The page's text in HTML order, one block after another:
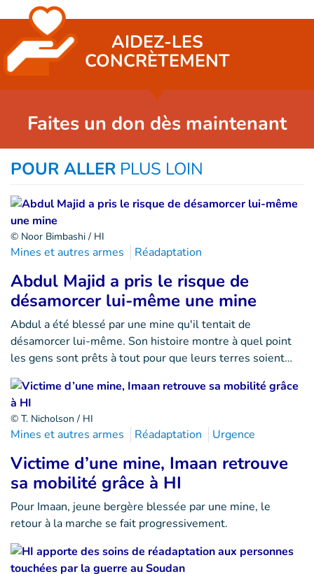
AIDEZ-LES
CONCRÈTEMENT
Faites un don dès maintenant
POUR ALLER PLUS LOIN
© Noor Bimbashi / HI
Mines et autres armes Réadaptation
Abdul Majid a pris le risque de
désamorcer lui-même une mine
Abdul a été blessé par une mine qu'il tentait de
désamorcer lui-même. Son histoire montre à quel point
les gens sont prêts à tout pour que leurs terres soient…
© T. Nicholson / HI
Mines et autres armes Réadaptation Urgence
Victime d’une mine, Imaan retrouve
sa mobilité grâce à HI
Pour Imaan, jeune bergère blessée par une mine, le
retour à la marche se fait progressivement.